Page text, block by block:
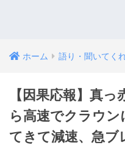
ホーム 語り・聞いてく
【因果応報】真
ら高速でクラウ
てきて減速、急ブ